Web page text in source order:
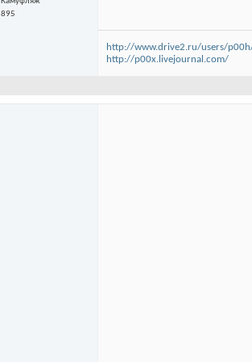
895
http://www.drive2.ru/users/
http://p00x.livejournal.com/